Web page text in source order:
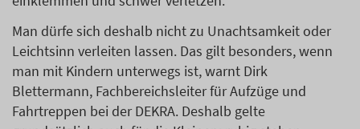
Man dürfe sich deshalb nicht zu Unachtsamkeit oder
Leichtsinn verleiten lassen. Das gilt besonders, wenn
man mit Kindern unterwegs ist, warnt Dirk
Blettermann, Fachbereichsleiter für Aufzüge und
Fahrtreppen bei der DEKRA. Deshalb gelte